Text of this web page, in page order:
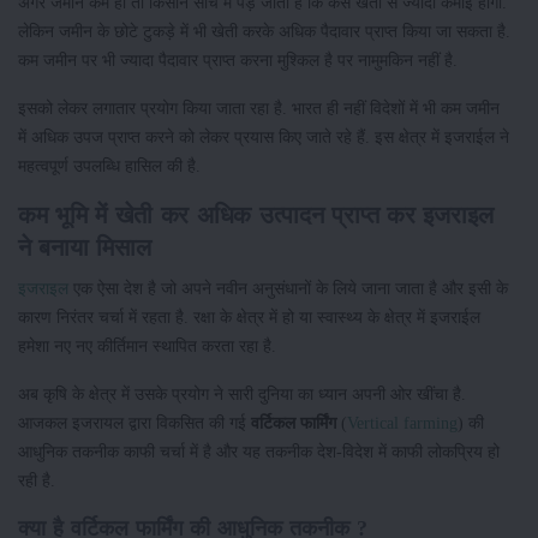
लेकिन जमीन के छोटे टुकड़े में भी खेती करके अधिक पैदावार प्राप्त किया जा सकता है.
कम जमीन पर भी ज्यादा पैदावार प्राप्त करना मुश्किल है पर नामुमकिन नहीं है.
इसको लेकर लगातार प्रयोग किया जाता रहा है. भारत ही नहीं विदेशों में भी कम जमीन
में अधिक उपज प्राप्त करने को लेकर प्रयास किए जाते रहे हैं. इस क्षेत्र में इजराईल ने
महत्वपूर्ण उपलब्धि हासिल की है.
इजराइल एक ऐसा देश है जो अपने नवीन अनुसंधानों के लिये जाना जाता है और इसी के
कारण निरंतर चर्चा में रहता है. रक्षा के क्षेत्र में हो या स्वास्थ्य के क्षेत्र में इजराईल
हमेशा नए नए कीर्तिमान स्थापित करता रहा है.
अब कृषि के क्षेत्र में उसके प्रयोग ने सारी दुनिया का ध्यान अपनी ओर खींचा है.
आजकल इजरायल द्वारा विकसित की गई वर्टिकल फार्मिंग( Vertical farming ) की
आधुनिक तकनीक काफी चर्चा में है और यह तकनीक देश-विदेश में काफी लोकप्रिय हो
रही है.